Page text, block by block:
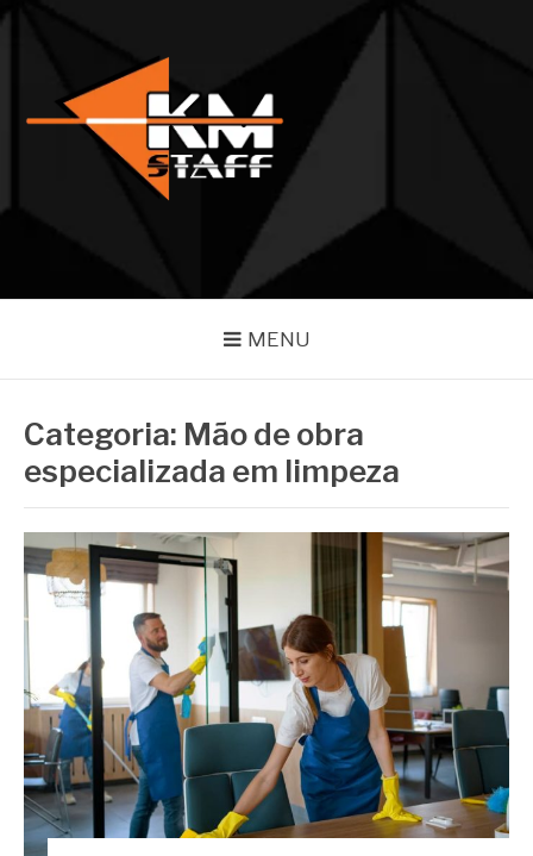
Pular
BLOG KM STAFF
Referência em competência e atendimento em eventos
MENU
Categoria: Mão de obra
especializada em limpeza